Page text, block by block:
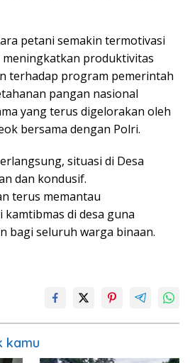
petani semakin termotivasi
produktivitas
terhadap program pemerintah
pangan nasional
yang terus digelorakan oleh
bersama dengan Polri.
situasi di Desa
dan kondusif.
terus memantau
di desa guna
bagi seluruh warga binaan.
kamu